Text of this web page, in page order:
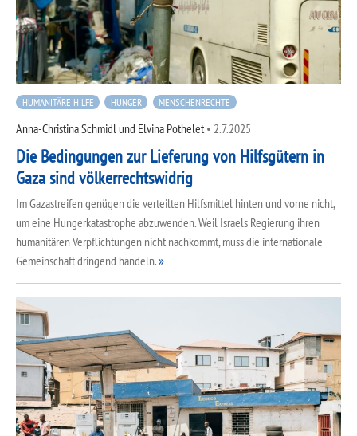
HUMANITÄRE HILFE HUNGER MENSCHENRECHTE
Anna-Christina Schmidl und Elvina Pothelet• 2.7.2025
Die Bedingungen zur Lieferung von Hilfsgütern in
Gaza sind völkerrechtswidrig
Im Gazastreifen genügen die verteilten Hilfsmittel hinten und vorne nicht,
um eine Hungerkatastrophe abzuwenden. Weil Israels Regierung ihren
humanitären Verpflichtungen nicht nachkommt, muss die internationale
Gemeinschaft dringend handeln.